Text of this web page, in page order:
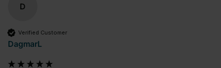
D
Verified Customer
DagmarL